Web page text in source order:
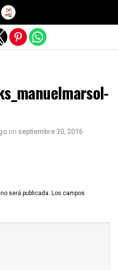
on septiembre 30, 2016
será publicada. Los campos
versión móvil